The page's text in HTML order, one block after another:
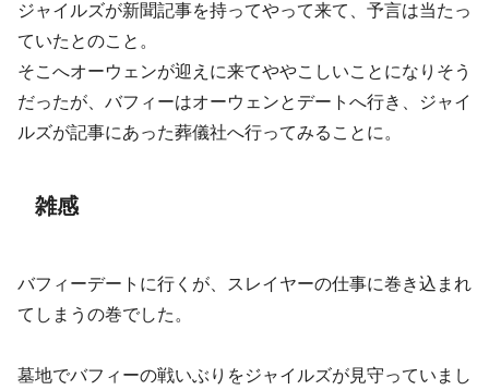
ジャイルズが新聞記事を持ってやって来て、予言は当たっ
ていたとのこと。
そこへオーウェンが迎えに来てややこしいことになりそう
だったが、バフィーはオーウェンとデートへ行き、ジャイ
ルズが記事にあった葬儀社へ行ってみることに。
雑感
バフィーデートに行くが、スレイヤーの仕事に巻き込まれ
てしまうの巻でした。
墓地でバフィーの戦いぶりをジャイルズが見守っていまし